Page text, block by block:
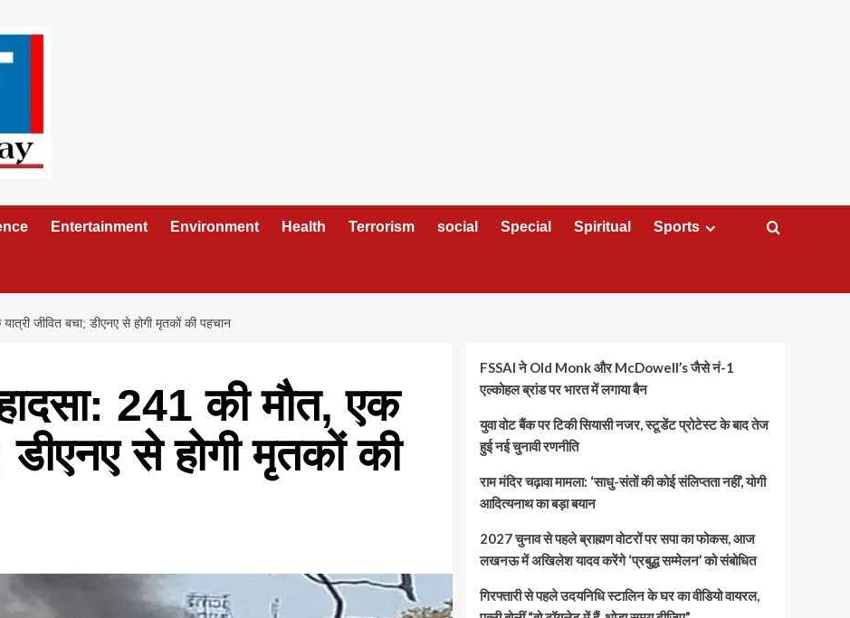
Entertainment Environment Health Terrorism social Special Spiritual Sports
जीवित बचा; डीएनए से होगी मृतकों की पहचान
241 की मौत, एक
डीएनए से होगी मृतकों की
FSSAI ने Old Monk और McDowell’s जैसे नं-1
एल्कोहल ब्रांड पर भारत में लगाया बैन
युवा वोट बैंक पर टिकी सियासी नजर, स्टूडेंट प्रोटेस्ट के बाद तेज
हुई नई चुनावी रणनीति
राम मंदिर चढ़ावा मामला: ‘साधु-संतों की कोई संलिप्तता नहीं’, योगी
आदित्यनाथ का बड़ा बयान
2027 चुनाव से पहले ब्राह्मण वोटरों पर सपा का फोकस, आज
लखनऊ में अखिलेश यादव करेंगे ‘प्रबुद्ध सम्मेलन’ को संबोधित
गिरफ्तारी से पहले उदयनिधि स्टालिन के घर का वीडियो वायरल,